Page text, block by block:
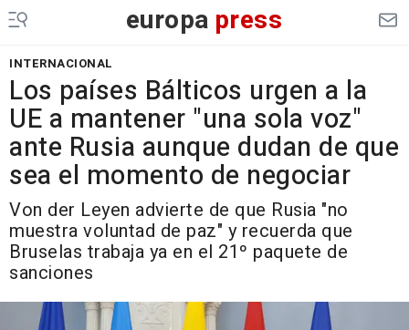
europa press
INTERNACIONAL
Los países Bálticos urgen a la
UE a mantener "una sola voz"
ante Rusia aunque dudan de que
sea el momento de negociar
Von der Leyen advierte de que Rusia "no
muestra voluntad de paz" y recuerda que
Bruselas trabaja ya en el 21º paquete de
sanciones